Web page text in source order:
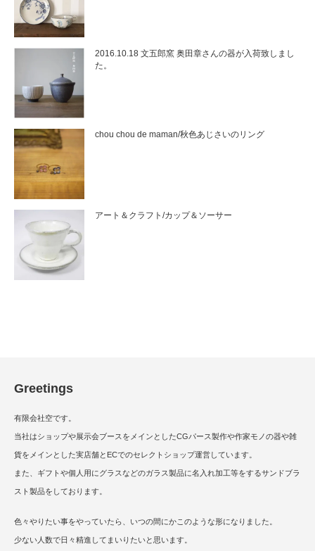
2016.10.18 文五郎窯 奥田章さんの器が入荷致しまし
た。
chou chou de maman/秋色あじさいのリング
アート＆クラフト/カップ＆ソーサー
Greetings
有限会社空です。
当社はショップや展示会ブースをメインとしたCGパース製作や作家モノの器や雑
貨をメインとした実店舗とECでのセレクトショップ運営しています。
また、ギフトや個人用にグラスなどのガラス製品に名入れ加工等をするサンドブラ
スト製品をしております。
色々やりたい事をやっていたら、いつの間にかこのような形になりました。
少ない人数で日々精進してまいりたいと思います。